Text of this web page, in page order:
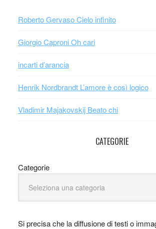
Roberto Gervaso Cielo infinito
Giorgio Caproni Oh cari
incarti d’arancia
Henrik Nordbrandt L’amore è così logico
Vladimir Majakovskij Beato chi
CATEGORIE
Categorie
Si precisa che la diffusione di testi o